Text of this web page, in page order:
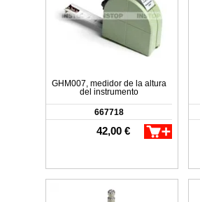
GHM007, medidor de la altura
del instrumento
667718
42,00 €